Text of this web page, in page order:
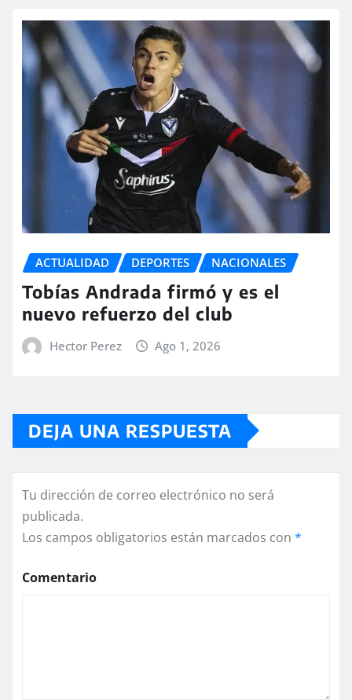
ACTUALIDAD DEPORTES NACIONALES
Tobías Andrada firmó y es el
nuevo refuerzo del club
Hector Perez Ago 1, 2026
DEJA UNA RESPUESTA
Tu dirección de correo electrónico no será
publicada.
Los campos obligatorios están marcados con *
Comentario